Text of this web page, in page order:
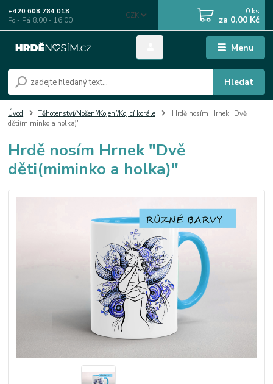
Menu
CZK
Hledat
+420 608 784 018
Po - Pá 8.00 - 16.00
0 ks
za 0,00 Kč
Úvod Těhotenství/Nošení/Kojení/Kojicí korále
Hrdě nosím Hrnek "Dvě
děti(miminko a holka)"
Hrdě nosím Hrnek "Dvě
děti(miminko a holka)"